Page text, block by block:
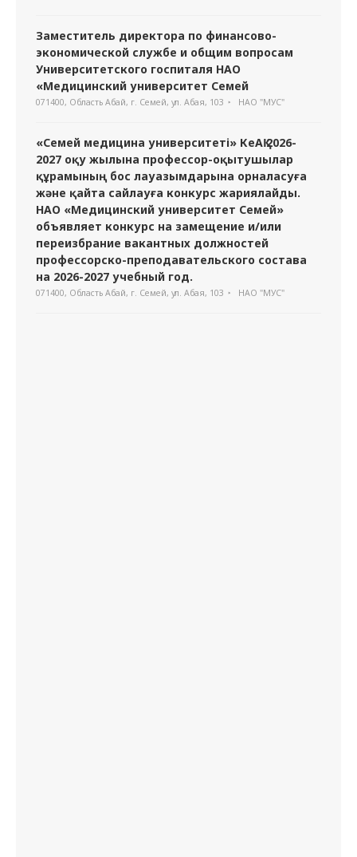
Заместитель директора по финансово-
экономической службе и общим вопросам
Университетского госпиталя НАО
«Медицинский университет Семей
071400, Область Абай, г. Семей, ул. Абая, 103 НАО "МУС"
«Семей медицина университеті» КеАҚ 2026-
2027 оқу жылына профессор-оқытушылар
құрамының бос лауазымдарына орналасуға
және қайта сайлауға конкурс жариялайды.
НАО «Медицинский университет Семей»
объявляет конкурс на замещение и/или
переизбрание вакантных должностей
профессорско-преподавательского состава
на 2026-2027 учебный год.
071400, Область Абай, г. Семей, ул. Абая, 103 НАО "МУС"